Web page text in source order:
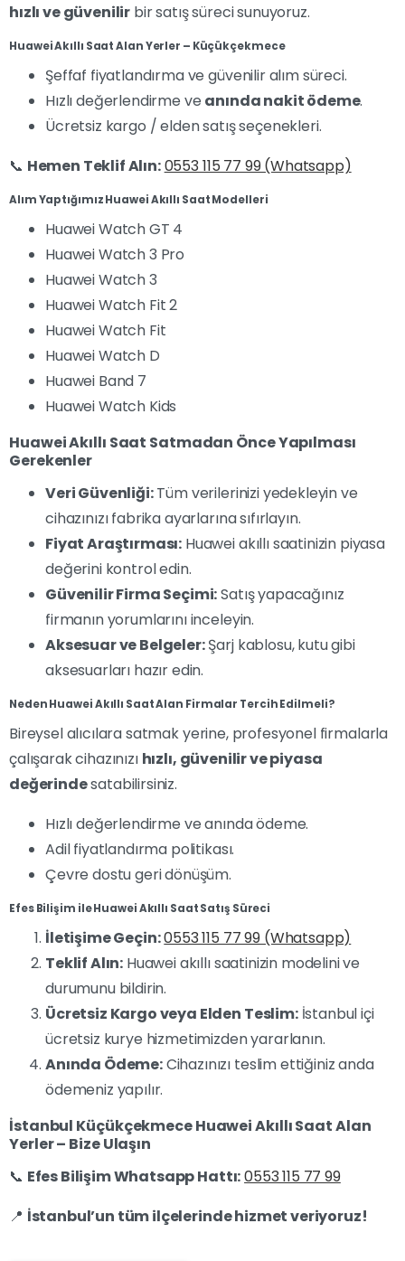
hızlı ve güvenilir bir satış süreci sunuyoruz.
Huawei Akıllı Saat Alan Yerler – Küçükçekmece
Şeffaf fiyatlandırma ve güvenilir alım süreci.
Hızlı değerlendirme ve anında nakit ödeme.
Ücretsiz kargo / elden satış seçenekleri.
📞 Hemen Teklif Alın:0553 115 77 99 (Whatsapp)
Alım Yaptığımız Huawei Akıllı Saat Modelleri
Huawei Watch GT 4
Huawei Watch 3 Pro
Huawei Watch 3
Huawei Watch Fit 2
Huawei Watch Fit
Huawei Watch D
Huawei Band 7
Huawei Watch Kids
Huawei Akıllı Saat Satmadan Önce Yapılması
Gerekenler
Veri Güvenliği:Tüm verilerinizi yedekleyin ve
cihazınızı fabrika ayarlarına sıfırlayın.
Fiyat Araştırması: Huawei akıllı saatinizin piyasa
değerini kontrol edin.
Güvenilir Firma Seçimi:Satış yapacağınız
firmanın yorumlarını inceleyin.
Aksesuar ve Belgeler:Şarj kablosu, kutu gibi
aksesuarları hazır edin.
Neden Huawei Akıllı Saat Alan Firmalar Tercih Edilmeli?
Bireysel alıcılara satmak yerine, profesyonel firmalarla
çalışarak cihazınızı hızlı, güvenilir ve piyasa
değerindesatabilirsiniz.
Hızlı değerlendirme ve anında ödeme.
Adil fiyatlandırma politikası.
Çevre dostu geri dönüşüm.
Efes Bilişim ile Huawei Akıllı Saat Satış Süreci
İletişime Geçin:0553 115 77 99 (Whatsapp)
Teklif Alın: Huawei akıllı saatinizin modelini ve
durumunu bildirin.
Ücretsiz Kargo veya Elden Teslim:İstanbul içi
ücretsiz kurye hizmetimizden yararlanın.
Anında Ödeme:Cihazınızı teslim ettiğiniz anda
ödemeniz yapılır.
İstanbul Küçükçekmece Huawei Akıllı Saat Alan
Yerler – Bize Ulaşın
📞 Efes Bilişim Whatsapp Hattı:0553 115 77 99
📍 İstanbul’un tüm ilçelerinde hizmet veriyoruz!